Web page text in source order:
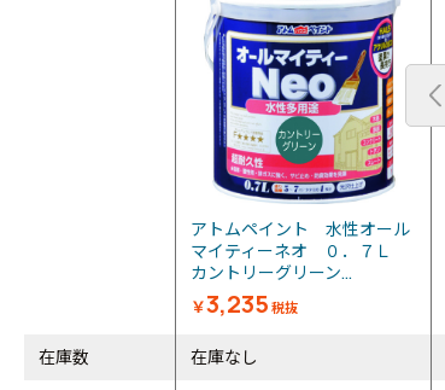
アトムペイント 水性オール
マイティーネオ ０．７Ｌ
カントリーグリーン...
￥3,235 税抜
在庫数 在庫なし